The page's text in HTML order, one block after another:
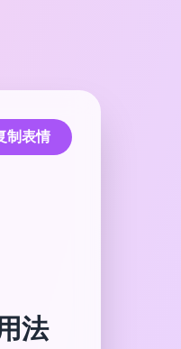
制表情
法